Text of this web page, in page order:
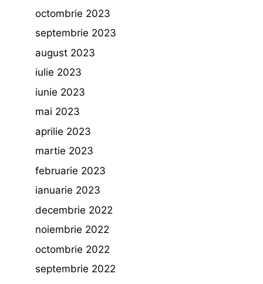
octombrie 2023
septembrie 2023
august 2023
iulie 2023
iunie 2023
mai 2023
aprilie 2023
martie 2023
februarie 2023
ianuarie 2023
decembrie 2022
noiembrie 2022
octombrie 2022
septembrie 2022